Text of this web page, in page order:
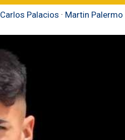
Carlos Palacios · Martin Palermo